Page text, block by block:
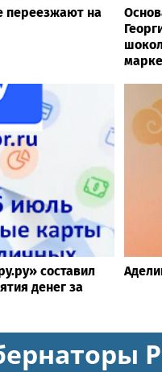
переезжают на
составил
денег за